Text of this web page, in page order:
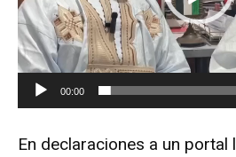
u
c
t
o
e
00:00
En declaraciones a un portal